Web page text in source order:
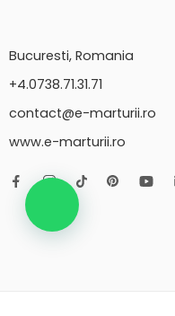
Bucuresti, Romania
+4.0738.71.31.71
contact@e-marturii.ro
www.e-marturii.ro